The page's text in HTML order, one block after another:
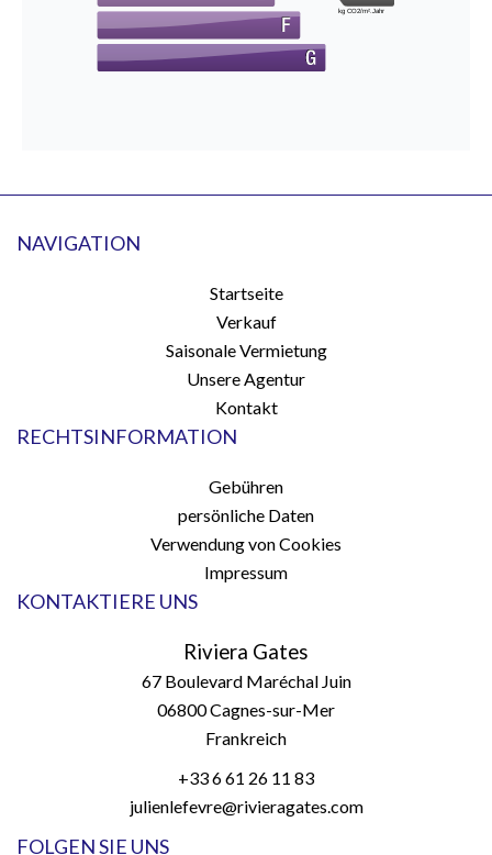
kg CO2/m².Jahr
NAVIGATION
Startseite
Verkauf
Saisonale Vermietung
Unsere Agentur
Kontakt
RECHTSINFORMATION
Gebühren
persönliche Daten
Verwendung von Cookies
Impressum
KONTAKTIERE UNS
Riviera Gates
67 Boulevard Maréchal Juin
06800Cagnes-sur-Mer
Frankreich
+33 6 61 26 11 83
julienlefevre@rivieragates.com
FOLGEN SIE UNS